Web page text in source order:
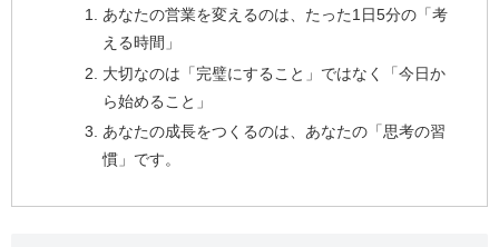
あなたの営業を変えるのは、たった1日5分の「考
える時間」
大切なのは「完璧にすること」ではなく「今日か
ら始めること」
あなたの成長をつくるのは、あなたの「思考の習
慣」です。